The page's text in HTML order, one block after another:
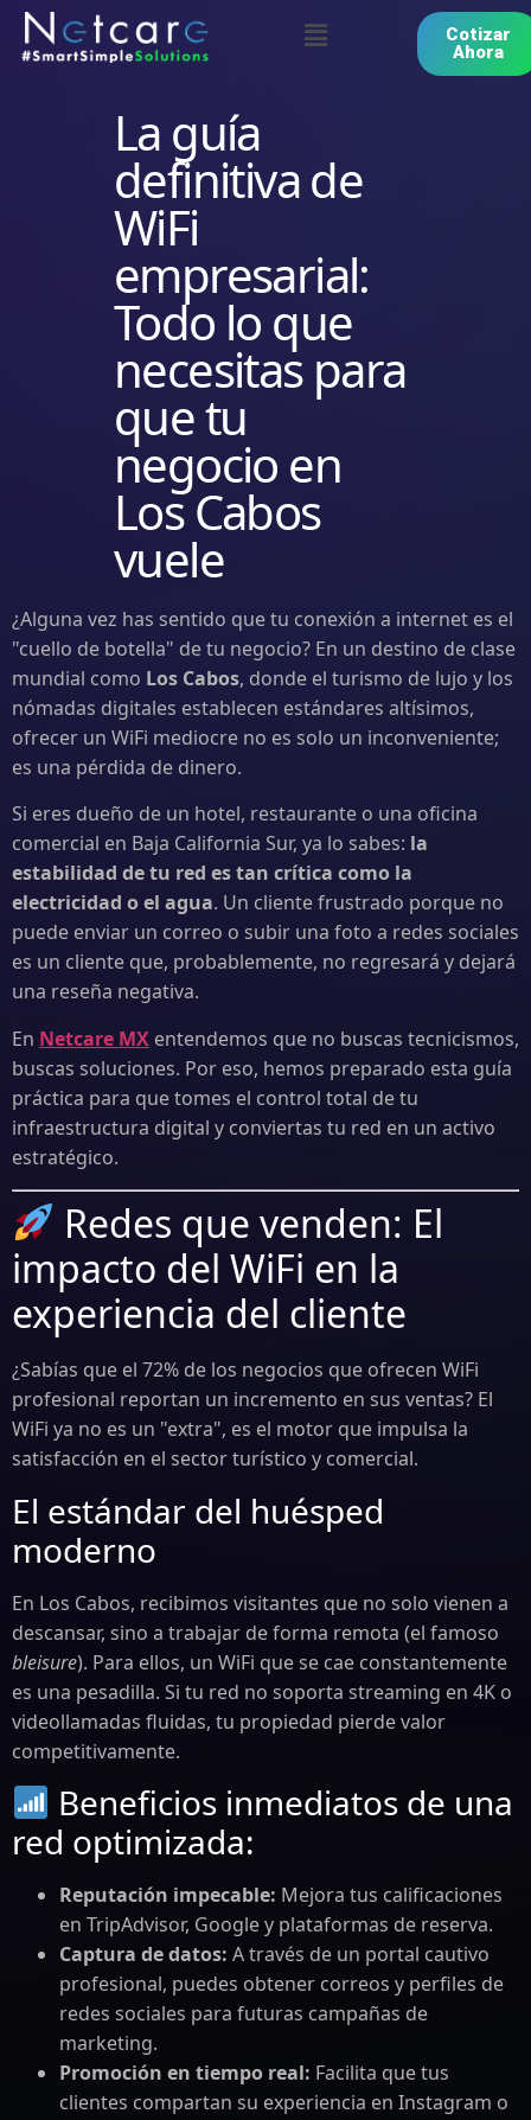
Cotizar
Ahora
La guía
definitiva de
WiFi
empresarial:
Todo lo que
necesitas para
que tu
negocio en
Los Cabos
vuele
¿Alguna vez has sentido que tu conexión a internet es el
"cuello de botella" de tu negocio? En un destino de clase
mundial como Los Cabos, donde el turismo de lujo y los
nómadas digitales establecen estándares altísimos,
ofrecer un WiFi mediocre no es solo un inconveniente;
es una pérdida de dinero.
Si eres dueño de un hotel, restaurante o una oficina
comercial en Baja California Sur, ya lo sabes: la
estabilidad de tu red es tan crítica como la
electricidad o el agua. Un cliente frustrado porque no
puede enviar un correo o subir una foto a redes sociales
es un cliente que, probablemente, no regresará y dejará
una reseña negativa.
En Netcare MX entendemos que no buscas tecnicismos,
buscas soluciones. Por eso, hemos preparado esta guía
práctica para que tomes el control total de tu
infraestructura digital y conviertas tu red en un activo
estratégico.
Redes que venden: El
impacto del WiFi en la
experiencia del cliente
¿Sabías que el 72% de los negocios que ofrecen WiFi
profesional reportan un incremento en sus ventas? El
WiFi ya no es un "extra", es el motor que impulsa la
satisfacción en el sector turístico y comercial.
El estándar del huésped
moderno
En Los Cabos, recibimos visitantes que no solo vienen a
descansar, sino a trabajar de forma remota (el famoso
bleisure). Para ellos, un WiFi que se cae constantemente
es una pesadilla. Si tu red no soporta streaming en 4K o
videollamadas fluidas, tu propiedad pierde valor
competitivamente.
Beneficios inmediatos de una
red optimizada:
Reputación impecable: Mejora tus calificaciones
en TripAdvisor, Google y plataformas de reserva.
Captura de datos: A través de un portal cautivo
profesional, puedes obtener correos y perfiles de
redes sociales para futuras campañas de
marketing.
Promoción en tiempo real: Facilita que tus
clientes compartan su experiencia en Instagram o